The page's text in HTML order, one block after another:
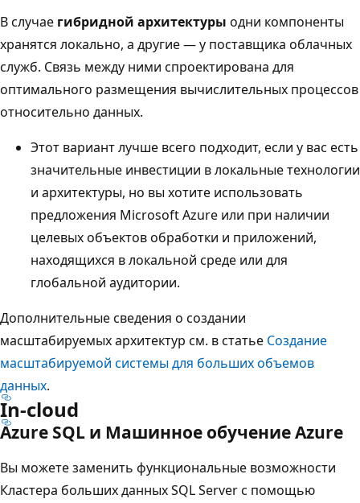
В случае гибридной архитектуры одни компоненты
хранятся локально, а другие — у поставщика облачных
служб. Связь между ними спроектирована для
оптимального размещения вычислительных процессов
относительно данных.
Этот вариант лучше всего подходит, если у вас есть
значительные инвестиции в локальные технологии
и архитектуры, но вы хотите использовать
предложения Microsoft Azure или при наличии
целевых объектов обработки и приложений,
находящихся в локальной среде или для
глобальной аудитории.
Дополнительные сведения о создании
масштабируемых архитектур см. в статье Создание
масштабируемой системы для больших объемов
данных.
In-cloud
Azure SQL и Машинное обучение Azure
Вы можете заменить функциональные возможности
Кластера больших данных SQL Server с помощью